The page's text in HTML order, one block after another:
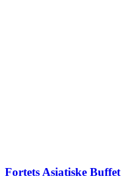
Fortets Asiatiske Buffet